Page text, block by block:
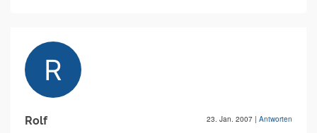
Rolf 23. Jan. 2007 | Antworten